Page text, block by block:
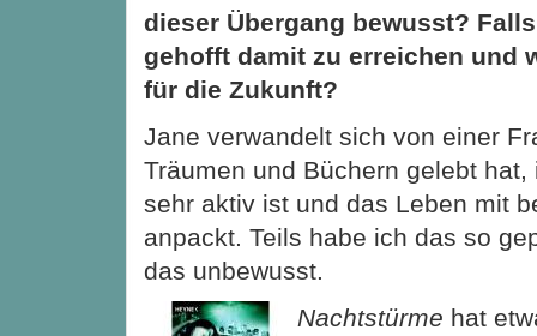
dieser Übergang bewusst?
gehofft damit zu erreichen und
für die Zukunft?
Jane verwandelt sich von einer
Träumen und Büchern gelebt
sehr aktiv ist und das Leben mit
anpackt. Teils habe ich das so
das unbewusst.
Nachtstürme hat